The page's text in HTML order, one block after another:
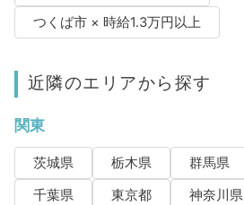
つくば市 × 時給1.3万円以上
近隣のエリアから探す
関東
茨城県 栃木県 群馬県
千葉県
東京都 神奈川県